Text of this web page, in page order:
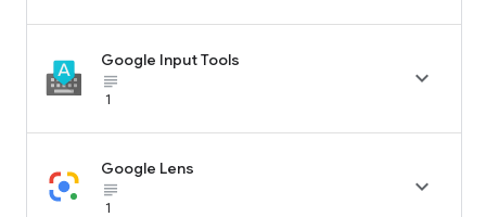
Google Input Tools
subject_black
1

Google Lens
subject_black
1
